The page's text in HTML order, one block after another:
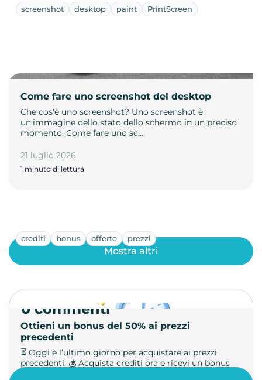
screenshot desktop paint PrintScreen
Come fare uno screenshot del desktop
Che cos'è uno screenshot? Uno screenshot è
un'immagine dello stato dello schermo in un preciso
momento. Come fare uno sc…
21 luglio 2026
1 minuto di lettura
crediti bonus offerte prezzi
Ottieni un bonus del 50% ai prezzi
precedenti
⏳ Oggi è l’ultimo giorno per acquistare ai prezzi
precedenti. 💰 Acquista crediti ora e ricevi un bonus
Mostra altri
0 commenti